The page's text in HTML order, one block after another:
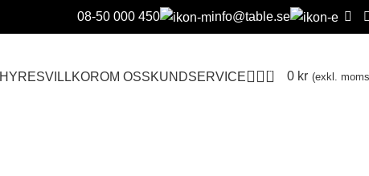
08-50 000 450 info@table.se
HYRESVILLKOROM OSSKUNDSERVICE 0 0 kr (exkl.